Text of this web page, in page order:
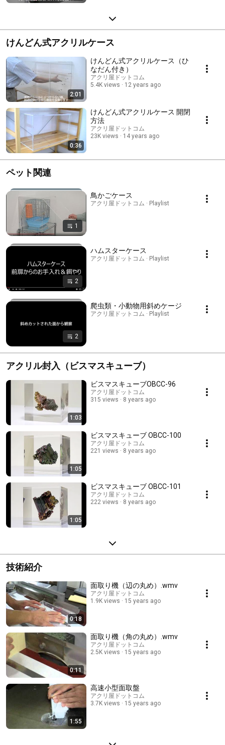
けんどん式アクリルケース
2:01
けんどん式アクリルケース（ひ
なだん付き）
アクリ屋ドットコム
5.4K views
12 years ago
0:36
けんどん式アクリルケース 開閉
方法
アクリ屋ドットコム
23K views
14 years ago
ペット関連
1
鳥かごケース
アクリ屋ドットコム · Playlist
2
ハムスターケース
アクリ屋ドットコム · Playlist
2
爬虫類・小動物用斜めケージ
アクリ屋ドットコム · Playlist
アクリル封入（ビスマスキューブ）
1:03
ビスマスキューブOBCC-96
アクリ屋ドットコム
315 views
8 years ago
1:05
ビスマスキューブ OBCC-100
アクリ屋ドットコム
221 views
8 years ago
1:05
ビスマスキューブ OBCC-101
アクリ屋ドットコム
222 views
8 years ago
技術紹介
0:18
面取り機（辺の丸め）.wmv
アクリ屋ドットコム
1.9K views
15 years ago
0:11
面取り機（角の丸め）.wmv
アクリ屋ドットコム
2.5K views
15 years ago
1:55
高速小型面取盤
アクリ屋ドットコム
3.7K views
15 years ago